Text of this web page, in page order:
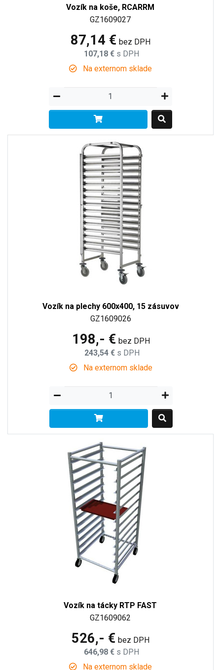
Vozík na koše, RCARRM
GZ1609027
87,14 € bez DPH
107,18 € s DPH
Na externom sklade
Vozík na plechy 600x400, 15 zásuvov
GZ1609026
198,- € bez DPH
243,54 € s DPH
Na externom sklade
Vozík na tácky RTP FAST
GZ1609062
526,- € bez DPH
646,98 € s DPH
Na externom sklade